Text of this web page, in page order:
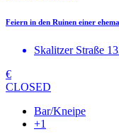
Feiern in den Ruinen einer
Skalitzer Straße
€
CLOSED
Bar/Kneipe
+1